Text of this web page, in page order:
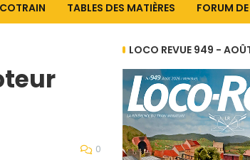
TABLES DES MATIÈRES FORUM
0
LOCO REVUE 949 -